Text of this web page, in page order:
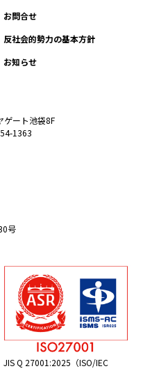
お問合せ
反社会的勢力の基本方針
お知らせ
ゲート池袋8F
1363
号
JIS Q 27001:2025（ISO/IEC